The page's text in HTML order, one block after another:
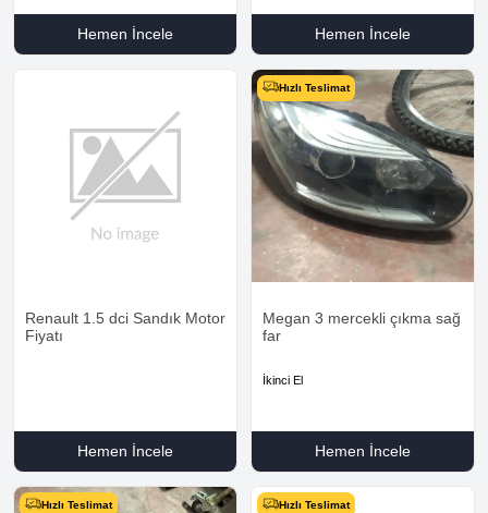
Hemen İncele Hemen İncele
Renault 1.5 dci Sandık Motor
Fiyatı
Hemen İncele
Hızlı Teslimat
Megan 3 mercekli çıkma sağ
far
İkinci El
Hemen İncele
Hızlı Teslimat Hızlı Teslimat